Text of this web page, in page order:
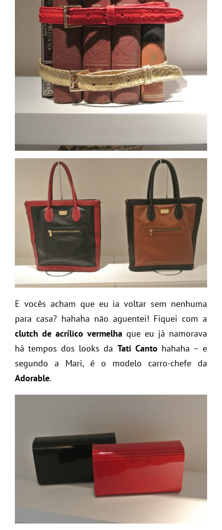
E vocês acham que eu ia voltar sem nenhuma
para casa? hahaha não aguentei! Fiquei com a
clutch de acrílico vermelha que eu já namorava
há tempos dos looks da Tati Canto hahaha – e
segundo a Mari, é o modelo carro-chefe da
Adorable.